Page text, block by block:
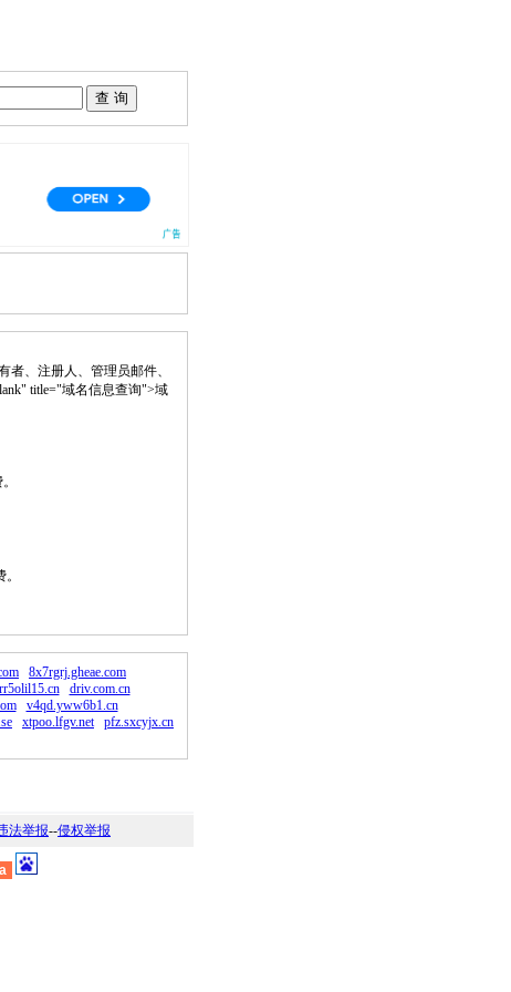
、注册人、管理员邮件、
title="域名信息查询">域
8x7rgrj.gheae.com
driv.com.cn
v4qd.yww6b1.cn
xtpoo.lfgv.net
pfz.sxcyjx.cn
法举报--侵权举报